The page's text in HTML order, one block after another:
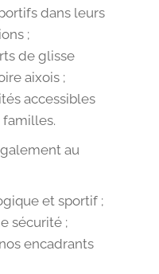
dans leurs
;
de glisse
aixois ;
accessibles
au
et sportif ;
sécurité ;
encadrants